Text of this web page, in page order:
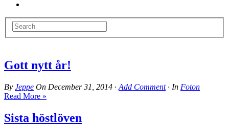
Gott nytt år!
By Jeppe On December 31, 2014 · Add Comment· In Foton
Read More »
Sista höstlöven